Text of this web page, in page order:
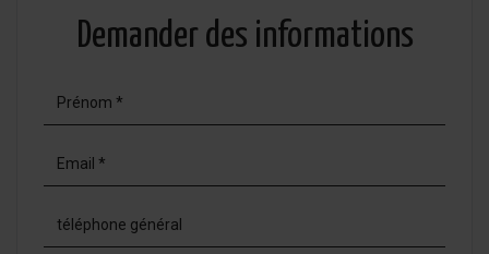
Demander des informations